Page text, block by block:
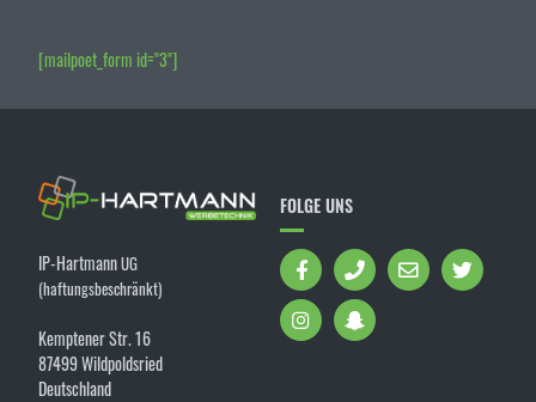
[mailpoet_form id="3"]
IP-HartmannUG
(haftungsbeschränkt)
Kemptener Str. 16
87499 Wildpoldsried
Deutschland
FOLGE UNS